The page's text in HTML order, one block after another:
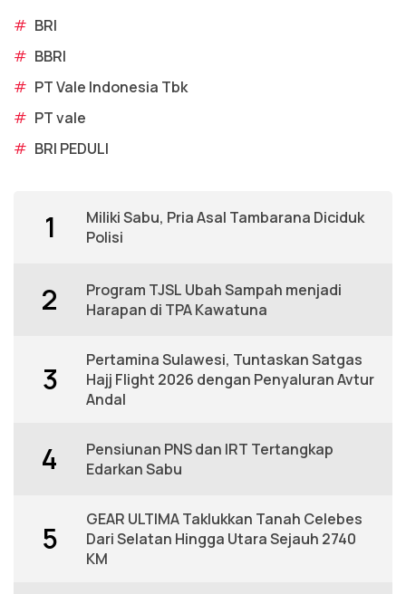
# BRI
# BBRI
# PT Vale Indonesia Tbk
# PT vale
# BRI PEDULI
1
Miliki Sabu, Pria Asal Tambarana Diciduk
Polisi
2
Program TJSL Ubah Sampah menjadi
Harapan di TPA Kawatuna
3
Pertamina Sulawesi, Tuntaskan Satgas
Hajj Flight 2026 dengan Penyaluran Avtur
Andal
4
Pensiunan PNS dan IRT Tertangkap
Edarkan Sabu
5
GEAR ULTIMA Taklukkan Tanah Celebes
Dari Selatan Hingga Utara Sejauh 2740
KM